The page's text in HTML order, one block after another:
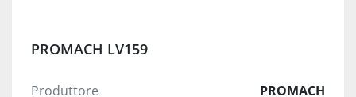
PROMACH LV159
Produttore
PROMACH